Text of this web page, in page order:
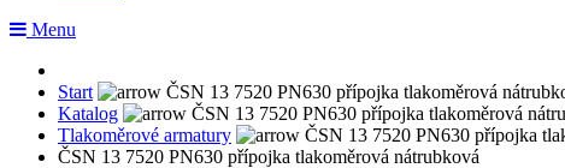
Menu
Start
Katalog
Tlakoměrové armatury
ČSN 13 7520 PN630 přípojka tlakoměrová nátrubková